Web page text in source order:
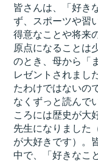
皆さんは、「好き
ず、スポーツや習
得意なことや将来
原点になることは
のとき、母から「
レゼントされまし
たわけではないの
なくずっと読んで
ころには歴史が大
先生になりました
が大好きです）。
中で、「好きなこ